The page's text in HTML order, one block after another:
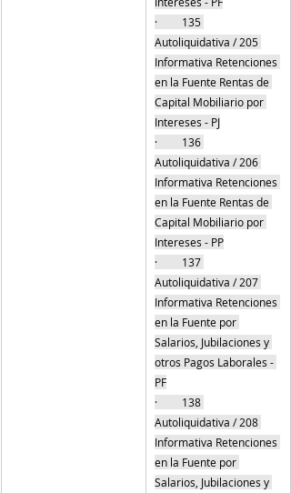
·         135
Autoliquidativa / 205
Informativa Retenciones
en la Fuente Rentas de
Capital Mobiliario por
Intereses - PJ
·         136
Autoliquidativa / 206
Informativa Retenciones
en la Fuente Rentas de
Capital Mobiliario por
Intereses - PP
·         137
Autoliquidativa / 207
Informativa Retenciones
en la Fuente por
Salarios, Jubilaciones y
otros Pagos Laborales -
PF
·         138
Autoliquidativa / 208
Informativa Retenciones
en la Fuente por
Salarios, Jubilaciones y